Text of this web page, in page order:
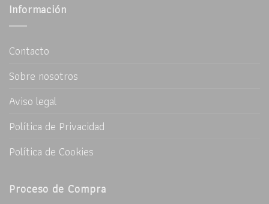
Información
Contacto
Sobre nosotros
Aviso legal
Política de Privacidad
Política de Cookies
Proceso de Compra